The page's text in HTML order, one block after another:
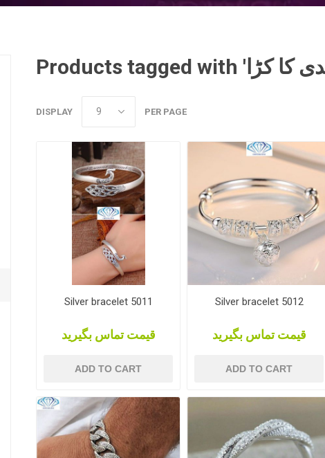
DISPLAY PER PAGE
Silver bracelet 5011
قیمت تماس بگیرید
ADD TO CART
Silver bracelet 5012
قیمت تماس بگیرید
ADD TO CART